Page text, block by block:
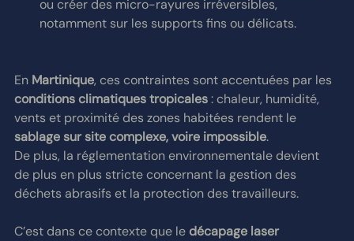
ou créer des micro-rayures irréversibles,
notamment sur les supports fins ou délicats.
En Martinique, ces contraintes sont accentuées par les
conditions climatiques tropicales : chaleur, humidité,
vents et proximité des zones habitées rendent le
sablage sur site complexe, voire impossible.
De plus, la réglementation environnementale devient
de plus en plus stricte concernant la gestion des
déchets abrasifs et la protection des travailleurs.
C’est dans ce contexte que le décapage laser